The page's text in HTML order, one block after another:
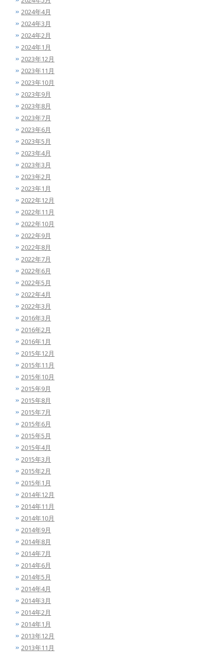
2024年4月
2024年3月
2024年2月
2024年1月
2023年12月
2023年11月
2023年10月
2023年9月
2023年8月
2023年7月
2023年6月
2023年5月
2023年4月
2023年3月
2023年2月
2023年1月
2022年12月
2022年11月
2022年10月
2022年9月
2022年8月
2022年7月
2022年6月
2022年5月
2022年4月
2022年3月
2016年3月
2016年2月
2016年1月
2015年12月
2015年11月
2015年10月
2015年9月
2015年8月
2015年7月
2015年6月
2015年5月
2015年4月
2015年3月
2015年2月
2015年1月
2014年12月
2014年11月
2014年10月
2014年9月
2014年8月
2014年7月
2014年6月
2014年5月
2014年4月
2014年3月
2014年2月
2014年1月
2013年12月
2013年11月